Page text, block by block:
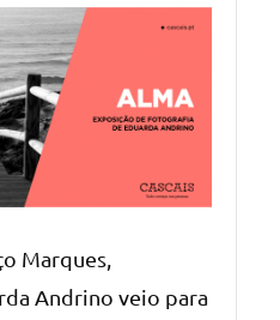
Marques,
Andrino veio para